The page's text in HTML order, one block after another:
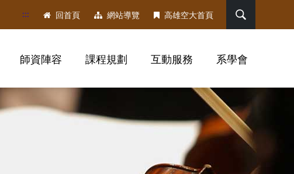
::: 回首頁 網站導覽 高雄空大首頁
師資陣容 課程規劃 互動服務 系學會